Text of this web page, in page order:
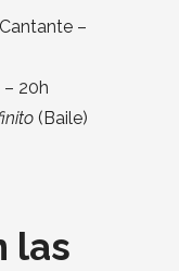
–
– 20h
(Baile)
las